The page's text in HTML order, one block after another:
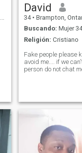
David
34 • Brampton, Ontario,
Buscando: Mujer
Religión: Cristiano
Fake people please
avoid me.... if we
person do not chat